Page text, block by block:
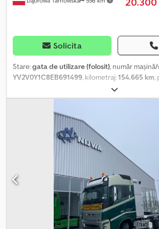
Solicita
Stare:gata de utilizare (folosit), număr
YV2V0Y1C8EB691499, kilometraj:154.665 km,
, tip combustibil:
14.375 kg, greutatea maximă de încărcare:
26.000 kg 315/
configurație ax: 6x2, culoare:
2014, Dotări:
ABS, aer condiționat,
automat de viteză, închidere centralizată
Obiectul anunțului îl reprezintă un autocamion
suprastructură specializată de colectare
Norba. Datele vehiculului: - Normă de emisii:
înmatriculări: 30.04.2014 - Kilometraj: 154.665
automată Allison - Tip combustibil: diesel -
pneumatică - Greutate totală admisă: 26.000 kg
14.375 kg - Sarcină utilă: 11.625 kg - Putere